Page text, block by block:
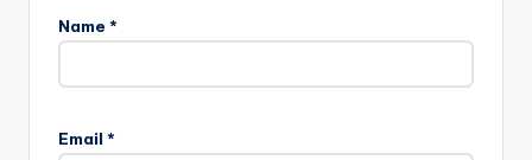
Name *
Email *